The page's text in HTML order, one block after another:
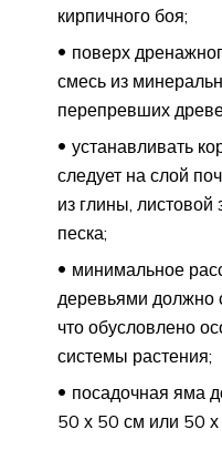
кирпичного боя;
поверх
смесь из
перепревших
устанавливать
следует на слой
из глины,
песка;
минимальное
деревьями должно
что обусловлено
системы растения;
посадочная яма
50 х 50 см или 50